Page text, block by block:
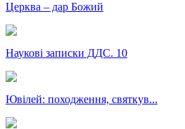
Церква – дар Божий
Наукові записки ДДС. 10
Ювілей: походження, святкув...